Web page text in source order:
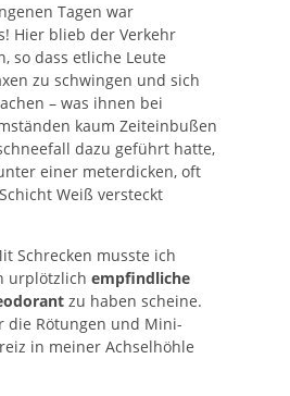
Tagen war
Hier blieb der Verkehr
so dass etliche Leute
zu schwingen und sich
– was ihnen bei
kaum Zeiteinbußen
dazu geführt hatte,
einer meterdicken, oft
Weiß versteckt
Schrecken musste ich
urplötzlich empfindliche
zu haben scheine.
die Rötungen und Mini-
in meiner Achselhöhle